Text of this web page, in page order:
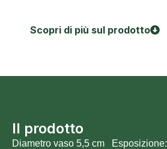
Scopri di più sul prodotto
Il prodotto
Diametro vaso 5,5 cm Esposizione: